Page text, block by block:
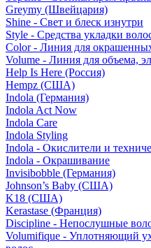
Greymy (Швейцария)
Shine - Свет и блеск изнутри
Style - Средства укладки
Color - Линия для
Volume - Линия для объема,
Help Is Here (Россия)
Hempz (США)
Indola (Германия)
Indola Act Now
Indola Care
Indola Styling
Indola - Окислители и
Indola - Окрашивание
Invisibobble (Германия)
Johnson’s Baby (США)
K18 (США)
Kerastase (Франция)
Discipline - Непослушные
Volumifique - Уплотняющий